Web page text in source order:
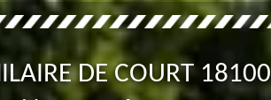
DE COURT 18100